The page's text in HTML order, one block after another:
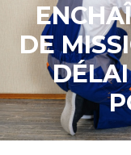
DE